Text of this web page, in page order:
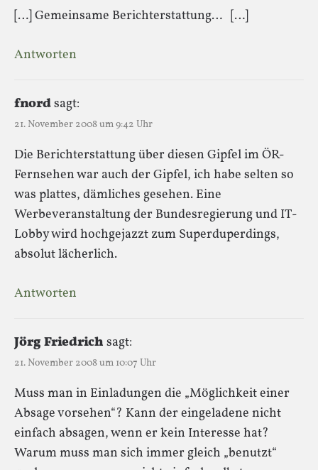
[…] Gemeinsame Berichterstattung… […]
Antworten
fnordsagt:
21. November 2008 um 9:42 Uhr
Die Berichterstattung über diesen Gipfel im ÖR-
Fernsehen war auch der Gipfel, ich habe selten so
was plattes, dämliches gesehen. Eine
Werbeveranstaltung der Bundesregierung und IT-
Lobby wird hochgejazzt zum Superduperdings,
absolut lächerlich.
Antworten
Jörg Friedrich sagt:
21. November 2008 um 10:07 Uhr
Muss man in Einladungen die „Möglichkeit einer
Absage vorsehen“? Kann der eingeladene nicht
einfach absagen, wenn er kein Interesse hat?
Warum muss man sich immer gleich „benutzt“